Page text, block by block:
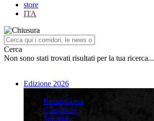
store
ITA
Cerca
Non sono stati trovati risultati per la tua ricerca...
Edizione 2026
Recap Corsa
Classifiche
Squadre